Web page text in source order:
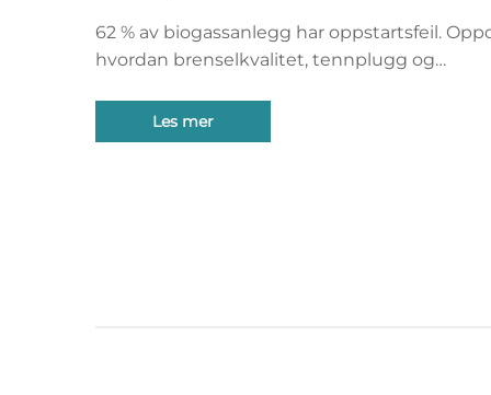
62 % av biogassanlegg har oppstartsfeil.
hvordan brenselkvalitet, tennplugg og
problemer. Få den fullstendige
nå.
Les mer